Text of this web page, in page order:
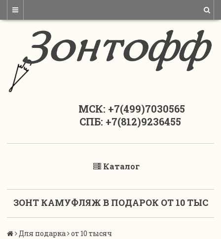
МСК: +7(499)7030565
СПБ: +7(812)9236455
Каталог
ЗОНТ КАМУФЛЯЖ В ПОДАРОК ОТ 10 ТЫС
Для подарка от 10 тысяч